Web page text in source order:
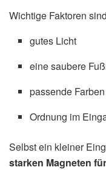
Wichtige Faktoren
gutes Licht
eine saubere
passende Farben
Ordnung im
Selbst ein kleiner
starken Magneten